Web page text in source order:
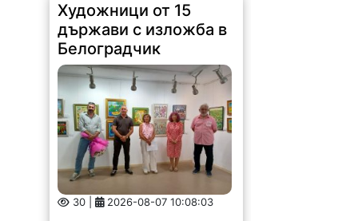
Художници от 15
държави с изложба в
Белоградчик
30 | 2026-08-07 10:08:03